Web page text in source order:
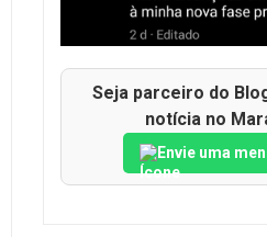
Seja parceiro do
notícia no
Envie uma